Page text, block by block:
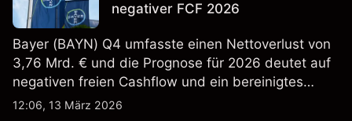
negativer FCF 2026
Bayer (BAYN) Q4 umfasste einen Nettoverlust von
3,76 Mrd. € und die Prognose für 2026 deutet auf
negativen freien Cashflow und ein bereinigtes
EBITDA von 9,6–10,1 Mrd. € hin. Die
12:06, 13 März 2026